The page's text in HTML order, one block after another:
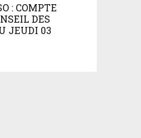
: COMPTE
DES
JEUDI 03